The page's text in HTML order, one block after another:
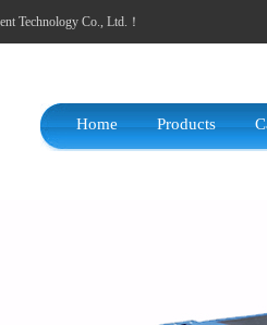
Technology Co., Ltd.！
Home Products